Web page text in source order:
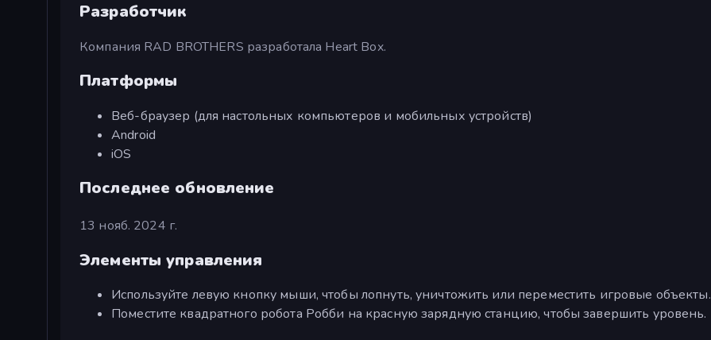
Разработчик
Компания RAD BROTHERS разработала Heart Box.
Платформы
Веб-браузер (для настольных компьютеров и мобильных устройств)
Android
iOS
Последнее обновление
13 нояб. 2024 г.
Элементы управления
Используйте левую кнопку мыши, чтобы лопнуть, уничтожить или переместить игровые объекты.
Поместите квадратного робота Робби на красную зарядную станцию, чтобы завершить уровень.